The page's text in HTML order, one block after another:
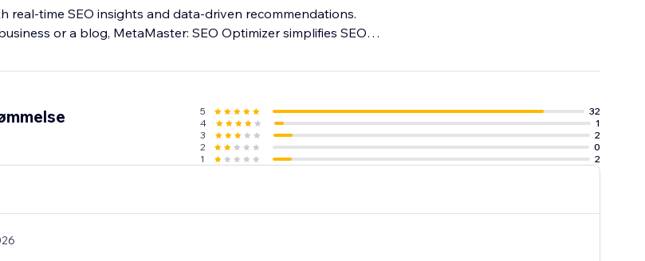
real-time SEO insights and data-driven recommendations.
or a blog, MetaMaster: SEO Optimizer simplifies SEO
5
32
4
1
3
2
2
0
1
2